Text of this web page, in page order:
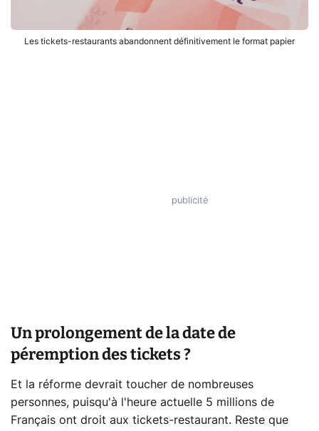
Les tickets-restaurants abandonnent définitivement le format papier
Un prolongement de la date de
péremption des tickets ?
Et la réforme devrait toucher de nombreuses
personnes, puisqu'à l'heure actuelle 5 millions de
Français ont droit aux tickets-restaurant. Reste que